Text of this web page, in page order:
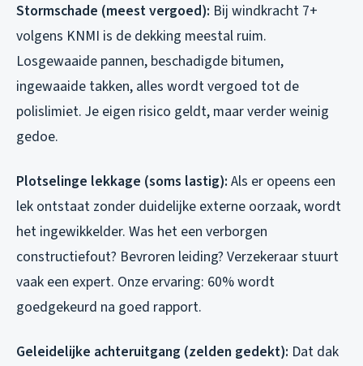
Stormschade (meest vergoed): Bij windkracht 7+
volgens KNMI is de dekking meestal ruim.
Losgewaaide pannen, beschadigde bitumen,
ingewaaide takken, alles wordt vergoed tot de
polislimiet. Je eigen risico geldt, maar verder weinig
gedoe.
Plotselinge lekkage (soms lastig): Als er opeens een
lek ontstaat zonder duidelijke externe oorzaak, wordt
het ingewikkelder. Was het een verborgen
constructiefout? Bevroren leiding? Verzekeraar stuurt
vaak een expert. Onze ervaring: 60% wordt
goedgekeurd na goed rapport.
Geleidelijke achteruitgang (zelden gedekt): Dat dak